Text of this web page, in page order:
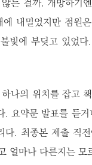
는 걸까. 개방하기
내밀었지만 점원
빛에 부딪고 있었
나의 위치를 잡고
요약문 발표를 듣
. 최종본 제출 직
얼마나 다른지는 모